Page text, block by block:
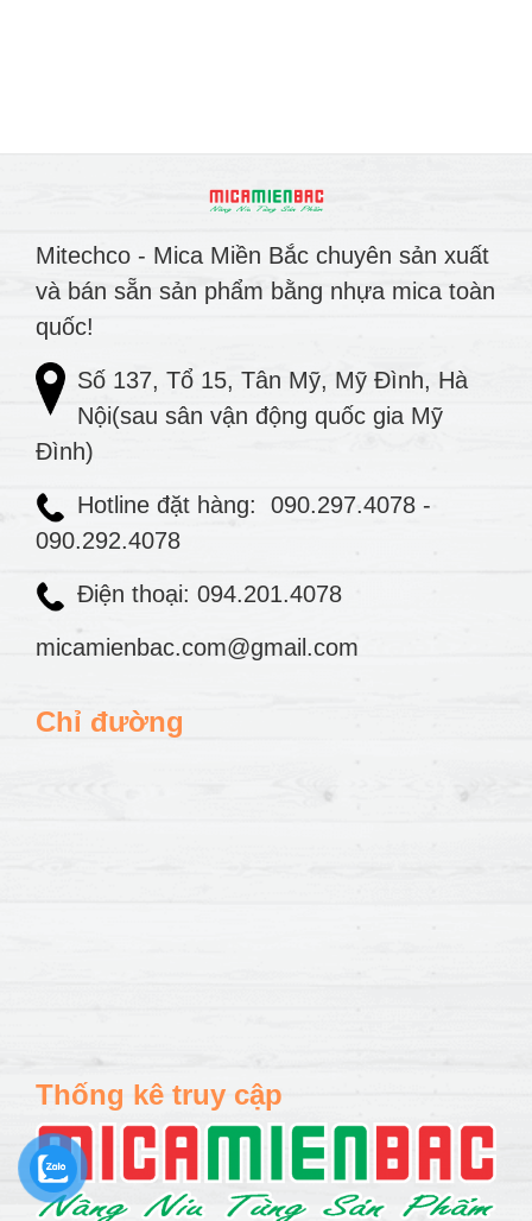
Mitechco - Mica Miền Bắc chuyên sản xuất
và bán sẵn sản phẩm bằng nhựa mica toàn
quốc!
Số 137, Tổ 15, Tân Mỹ, Mỹ Đình, Hà
Nội(sau sân vận động quốc gia Mỹ
Đình)
Hotline đặt hàng: 090.297.4078 -
090.292.4078
Điện thoại: 094.201.4078
micamienbac.com@gmail.com
Chỉ đường
Thống kê truy cập